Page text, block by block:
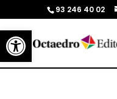
Abrir barra de herramientas
93 246 40 02